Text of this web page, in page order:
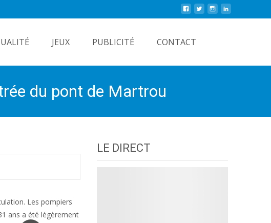
JEUX PUBLICITÉ CONTACT
du pont de Martrou
Les pompiers
ans a été légèrement
LE DIRECT